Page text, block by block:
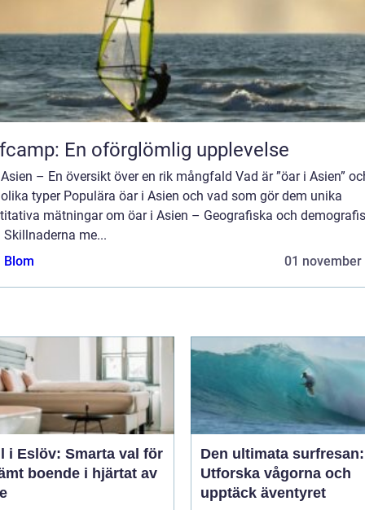
En oförglömlig upplevelse
– En översikt över en rik mångfald Vad är ”öar i Asien”
typer Populära öar i Asien och vad som gör dem unika
mätningar om öar i Asien – Geografiska och
me...
Blom
01 november
i Eslöv: Smarta val för
boende i hjärtat av
Den ultimata surfresan:
Utforska vågorna och
upptäck äventyret